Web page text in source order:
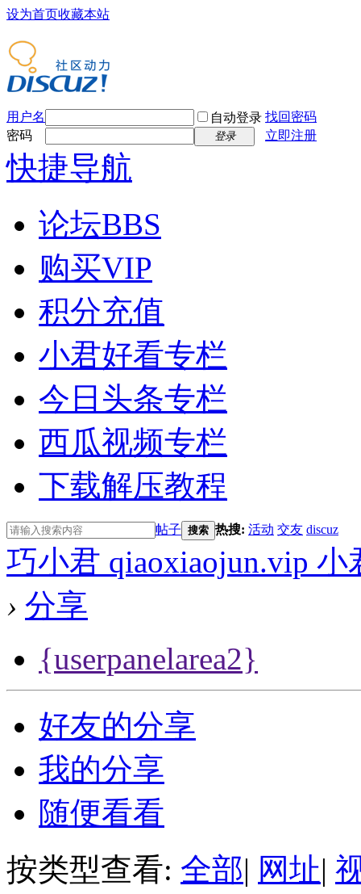
设为首页收藏本站
用户名 自动登录 找回密码
密码
登录 立即注册
快捷导航
论坛BBS
购买VIP
积分充值
小君好看专栏
今日头条专栏
西瓜视频专栏
下载解压教程
帖子 搜索 热搜: 活动 交友 discuz
巧小君 qiaoxiaojun.vip
› 分享
{userpanelarea2}
好友的分享
我的分享
随便看看
按类型查看: 全部| 网址|